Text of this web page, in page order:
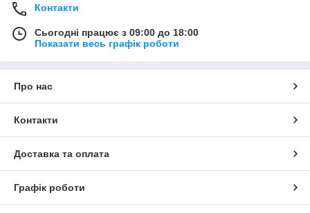
Контакти
Сьогодні працює з 09:00 до 18:00
Показати весь графік роботи
Про нас
Контакти
Доставка та оплата
Графік роботи